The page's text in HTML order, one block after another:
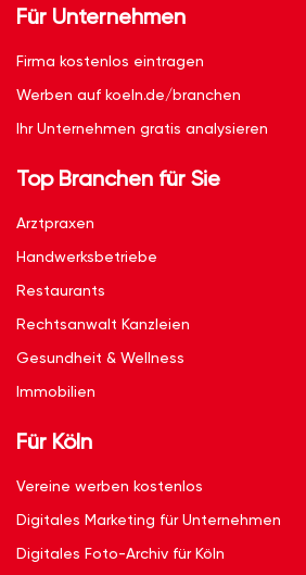
Für Unternehmen
Firma kostenlos eintragen
Werben auf koeln.de/branchen
Ihr Unternehmen gratis analysieren
Top Branchen für Sie
Arztpraxen
Handwerksbetriebe
Restaurants
Rechtsanwalt Kanzleien
Gesundheit & Wellness
Immobilien
Für Köln
Vereine werben kostenlos
Digitales Marketing für Unternehmen
Digitales Foto-Archiv für Köln